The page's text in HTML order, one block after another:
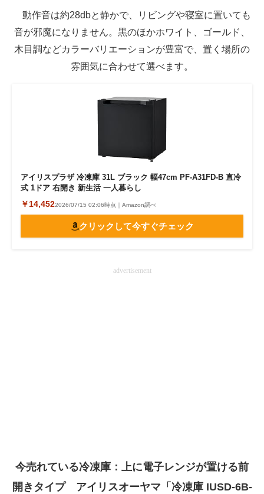
動作音は約28dbと静かで、リビングや寝室に置いても
音が邪魔になりません。黒のほかホワイト、ゴールド、
木目調などカラーバリエーションが豊富で、置く場所の
雰囲気に合わせて選べます。
アイリスプラザ 冷凍庫 31L ブラック 幅47cm PF-A31FD-B 直冷
式 1ドア 右開き 新生活 一人暮らし
￥14,4522026/07/15 02:06時点｜Amazon調べ
クリックして今すぐチェック
advertisement
今売れている冷凍庫：上に電子レンジが置ける前
開きタイプ アイリスオーヤマ「冷凍庫 IUSD-6B-